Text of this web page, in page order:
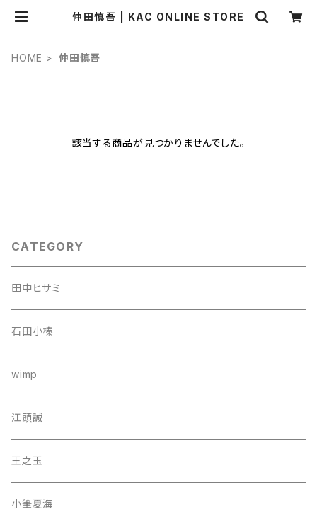
仲田慎吾 | KAC ONLINE STORE
HOME 仲田慎吾
該当する商品が見つかりませんでした。
CATEGORY
田中ヒサミ
石田小榛
wimp
江頭誠
王之玉
小筆夏海